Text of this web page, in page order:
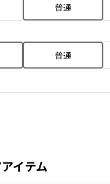
普通
普通
イテム